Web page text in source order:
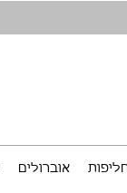
אוברולים